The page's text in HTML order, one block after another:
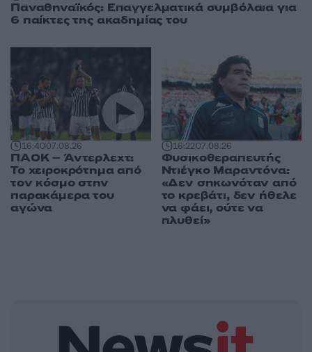
Παναθηναϊκός: Επαγγελματικά συμβόλαια για
6 παίκτες της ακαδημίας του
16:4007.08.26
ΠΑΟΚ – Άντερλεχτ:
Το χειροκρότημα από
τον κόσμο στην
παρακάμερα του
αγώνα
16:2207.08.26
Φυσικοθεραπευτής
Ντιέγκο Μαραντόνα:
«Δεν σηκωνόταν από
το κρεβάτι, δεν ήθελε
να φάει, ούτε να
πλυθεί»